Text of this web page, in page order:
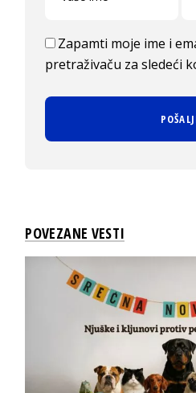
Zapamti moje ime i
pretraživaču za sledeći
POVEZANE VESTI